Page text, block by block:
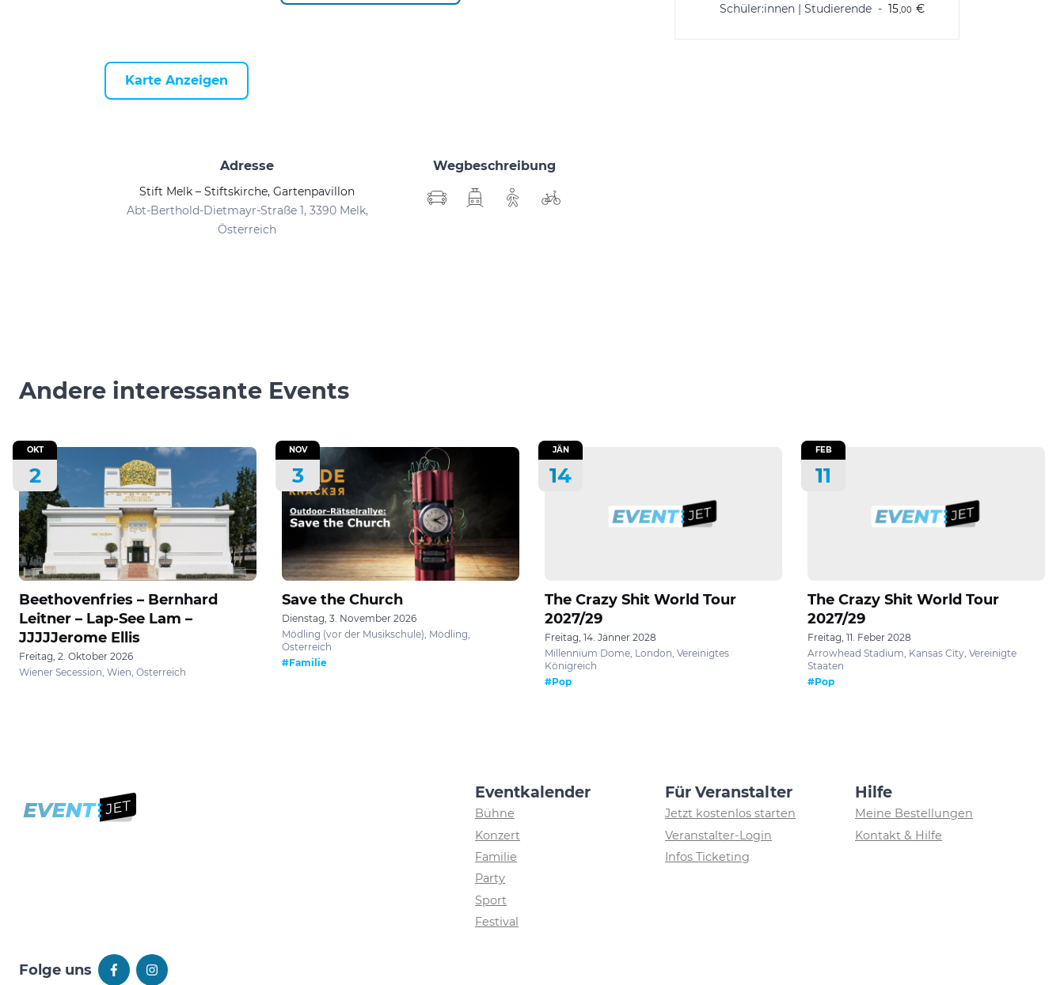
Karte Anzeigen
Adresse
Stift Melk – Stiftskirche, Gartenpavillon
Abt-Berthold-Dietmayr-Straße 1, 3390 Melk,
Österreich
Wegbeschreibung
Schüler:innen | Studierende
15,00 €
Andere interessante Events
OKT
2
Beethovenfries – Bernhard
Leitner – Lap-See Lam –
JJJJJerome Ellis
Freitag, 2. Oktober 2026
Wiener Secession, Wien, Österreich
NOV
3
Save the Church
Dienstag, 3. November 2026
Mödling (vor der Musikschule), Mödling,
Österreich
#Familie
JÄN
14
The Crazy Shit World Tour
2027/29
Freitag, 14. Jänner 2028
Millennium Dome, London, Vereinigtes
Königreich
#Pop
FEB
11
The Crazy Shit World Tour
2027/29
Freitag, 11. Feber 2028
Arrowhead Stadium, Kansas City, Vereinigte
Staaten
#Pop
Eventkalender
Bühne
Konzert
Familie
Party
Sport
Festival
Für Veranstalter
Jetzt kostenlos starten
Veranstalter-Login
Infos Ticketing
Hilfe
Meine Bestellungen
Kontakt & Hilfe
Folge uns